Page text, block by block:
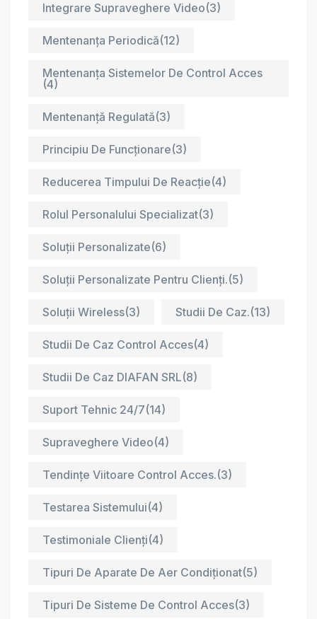
Integrare Supraveghere Video(3)
Mentenanța Periodică(12)
Mentenanța Sistemelor De Control Acces
(4)
Mentenanță Regulată(3)
Principiu De Funcționare(3)
Reducerea Timpului De Reacție(4)
Rolul Personalului Specializat(3)
Soluții Personalizate(6)
Soluții Personalizate Pentru Clienți.(5)
Soluții Wireless(3) Studii De Caz.(13)
Studii De Caz Control Acces(4)
Studii De Caz DIAFAN SRL(8)
Suport Tehnic 24/7(14)
Supraveghere Video(4)
Tendințe Viitoare Control Acces.(3)
Testarea Sistemului(4)
Testimoniale Clienți(4)
Tipuri De Aparate De Aer Condiționat(5)
Tipuri De Sisteme De Control Acces(3)